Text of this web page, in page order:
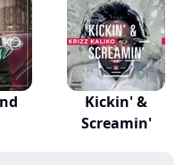
Kickin' &
Screamin'